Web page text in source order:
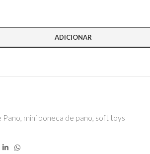
ADICIONAR
Pano, mini boneca de pano, soft toys